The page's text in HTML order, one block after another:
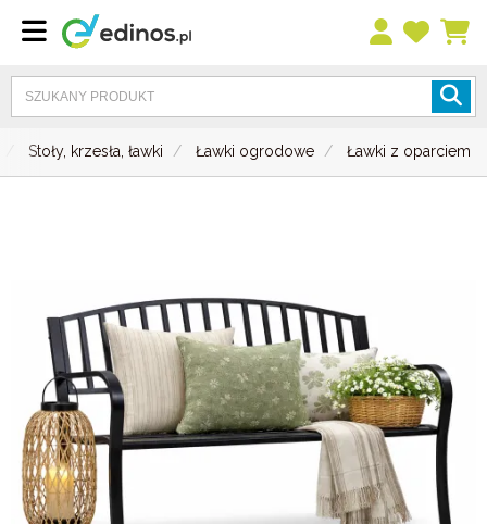
Stoły, krzesła, ławki Ławki ogrodowe Ławki z oparciem